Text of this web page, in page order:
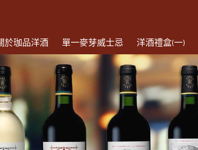
於珈品洋酒 單一麥芽威士忌 洋酒禮盒(一)